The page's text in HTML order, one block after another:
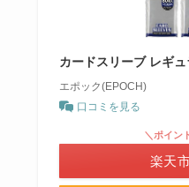
カードスリーブ レギ
エポック(EPOCH)
口コミを見る
＼ポイン
楽天